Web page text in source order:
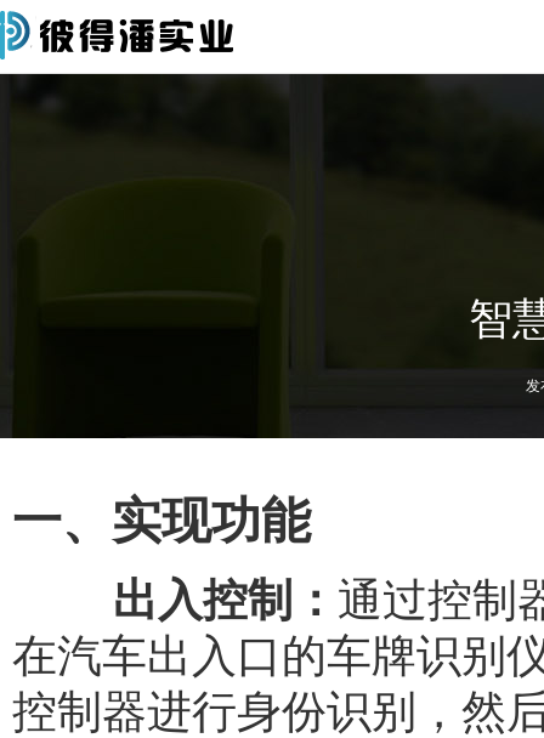
智
发
一、实现功能
出入控制： 通过控制
在汽车出入口的车牌识别
控制器进行身份识别，然